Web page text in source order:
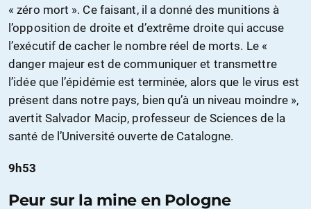
« zéro mort ». Ce faisant, il a donné des munitions à
l’opposition de droite et d’extrême droite qui accuse
l’exécutif de cacher le nombre réel de morts. Le «
danger majeur est de communiquer et transmettre
l’idée que l’épidémie est terminée, alors que le virus est
présent dans notre pays, bien qu’à un niveau moindre »,
avertit Salvador Macip, professeur de Sciences de la
santé de l’Université ouverte de Catalogne.
9h53
Peur sur la mine en Pologne